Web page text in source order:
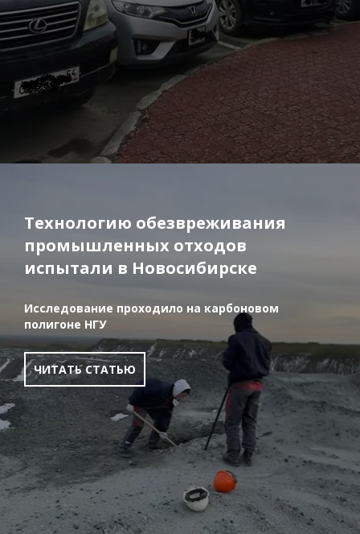
Технологию обезвреживания
промышленных отходов
испытали в Новосибирске
Исследование проходило на карбоновом
полигоне НГУ
ЧИТАТЬ СТАТЬЮ